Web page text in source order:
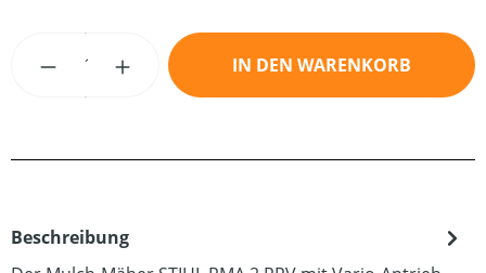
Produkt Anzahl: Gib den gewünschten
IN DEN WARENKORB
Beschreibung